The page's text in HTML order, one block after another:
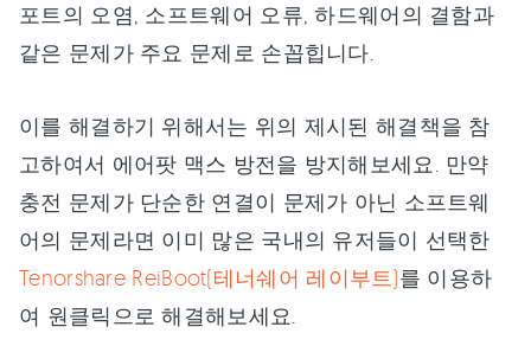
포트의 오염, 소프트웨어 오류, 하드웨어의 결함과
같은 문제가 주요 문제로 손꼽힙니다.
이를 해결하기 위해서는 위의 제시된 해결책을 참
고하여서 에어팟 맥스 방전을 방지해보세요. 만약
충전 문제가 단순한 연결이 문제가 아닌 소프트웨
어의 문제라면 이미 많은 국내의 유저들이 선택한
Tenorshare ReiBoot(테너쉐어 레이부트)를 이용하
여 원클릭으로 해결해보세요.